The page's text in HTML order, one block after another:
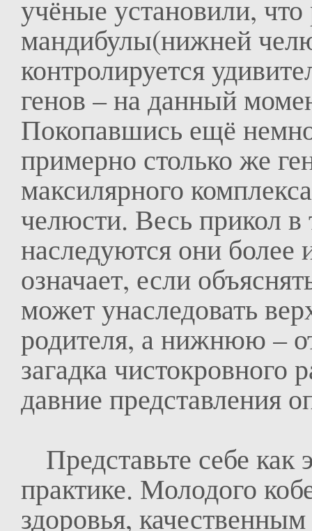
учёные установили,
мандибулы(нижней
контролируется
генов – на данный
Покопавшись ещё
примерно столько же
максилярного
челюсти. Весь прикол в
наследуются они более
означает, если
может унаследовать
родителя, а нижнюю –
загадка чистокровного
давние представления
Представьте себе как
практике. Молодого
здоровья,